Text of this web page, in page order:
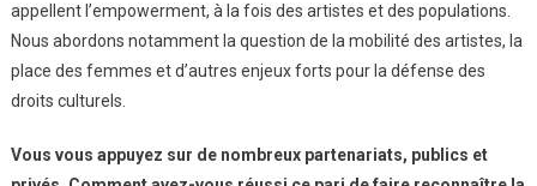
appellent l’empowerment, à la fois des artistes et des populations.
Nous abordons notamment la question de la mobilité des artistes, la
place des femmes et d’autres enjeux forts pour la défense des
droits culturels.
Vous vous appuyez sur de nombreux partenariats, publics et